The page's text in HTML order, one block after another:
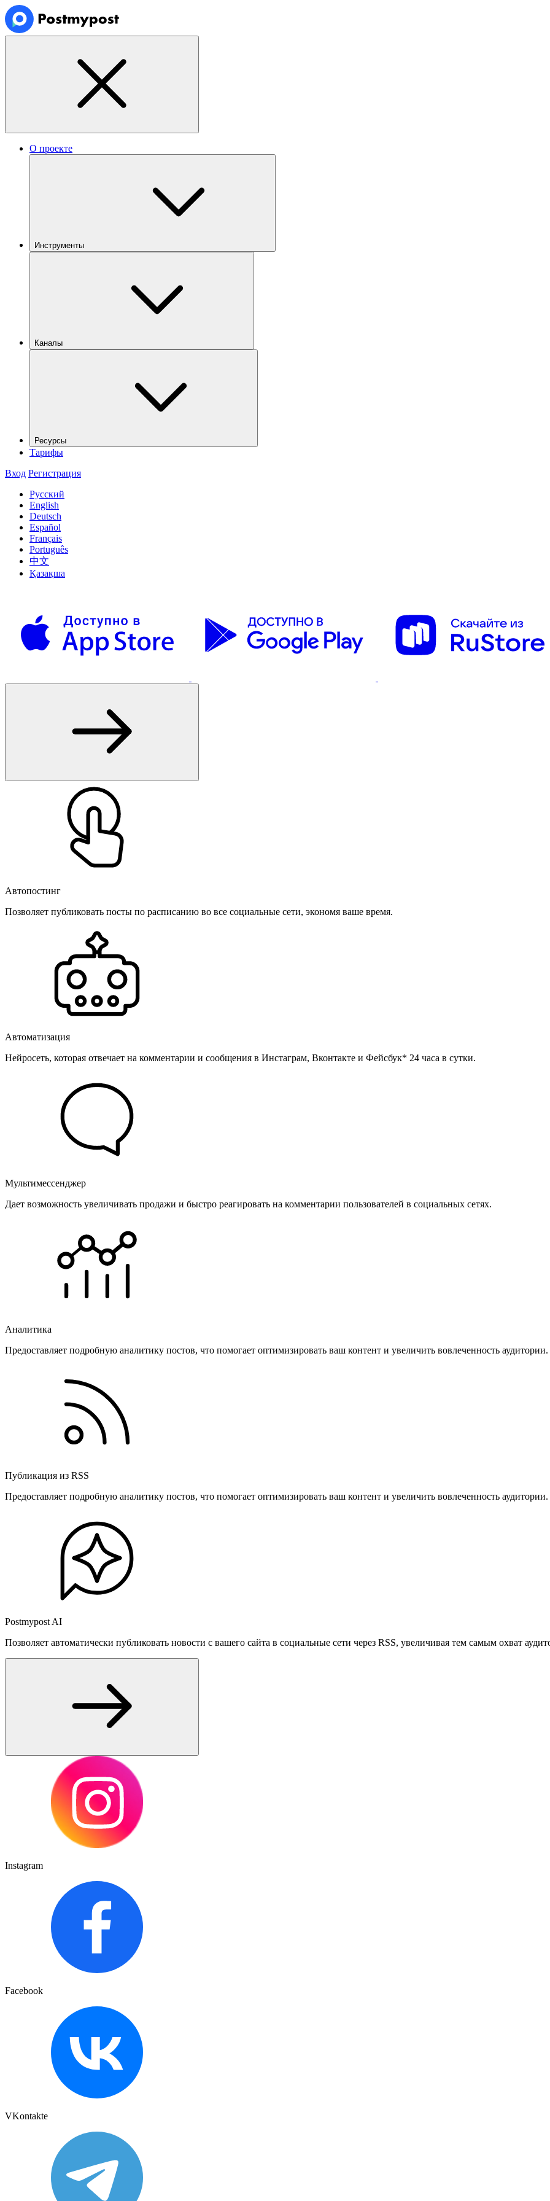
О проекте
Инструменты
Каналы
Ресурсы
Тарифы
Вход Регистрация
Русский
English
Deutsch
Español
Français
Português
中文
Қазақша
Автопостинг
Позволяет публиковать посты по расписанию во все социальные сети, экономя ваше время.
Автоматизация
Нейросеть, которая отвечает на комментарии и сообщения в Инстаграм, Вконтакте и Фейсбук* 24 часа в сутки.
Мультимессенджер
Дает возможность увеличивать продажи и быстро реагировать на комментарии пользователей в социальных сетях.
Аналитика
Предоставляет подробную аналитику постов, что помогает оптимизировать ваш контент и увеличить вовлеченность аудитории.
Публикация из RSS
Предоставляет подробную аналитику постов, что помогает оптимизировать ваш контент и увеличить вовлеченность аудитории.
Postmypost AI
Позволяет автоматически публиковать новости с вашего сайта в социальные сети через RSS, увеличивая тем самым охват
Instagram
Facebook
VKontakte